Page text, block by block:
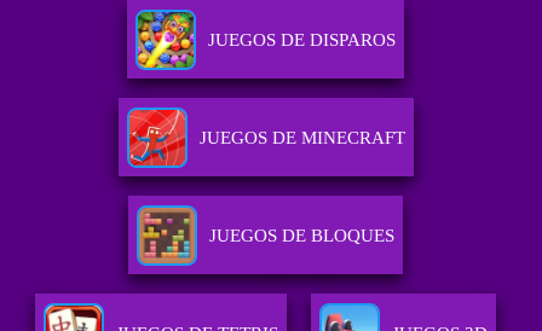
JUEGOS DE DISPAROS
JUEGOS DE MINECRAFT
JUEGOS DE BLOQUES